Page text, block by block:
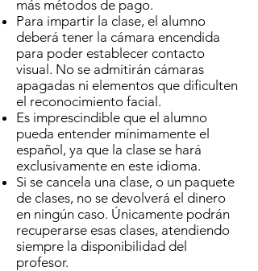
más métodos de pago.
Para impartir la clase, el alumno
deberá tener la cámara encendida
para poder establecer contacto
visual. No se admitirán cámaras
apagadas ni elementos que dificulten
el reconocimiento facial.
Es imprescindible que el alumno
pueda entender mínimamente el
español, ya que la clase se hará
exclusivamente en este idioma.
Si se cancela una clase, o un paquete
de clases, no se devolverá el dinero
en ningún caso. Únicamente podrán
recuperarse esas clases, atendiendo
siempre la disponibilidad del
profesor.